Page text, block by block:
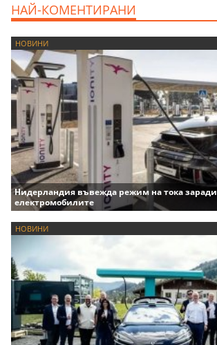
НАЙ-КОМЕНТИРАНИ
НОВИНИ
Нидерландия въвежда режим на тока заради
електромобилите
НОВИНИ